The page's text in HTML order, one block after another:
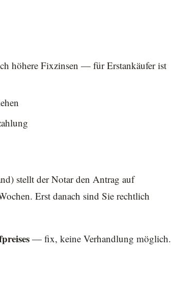
höhere Fixzinsen — für Erstankäufer ist
stellt der Notar den Antrag auf
Erst danach sind Sie rechtlich
— fix, keine Verhandlung möglich.